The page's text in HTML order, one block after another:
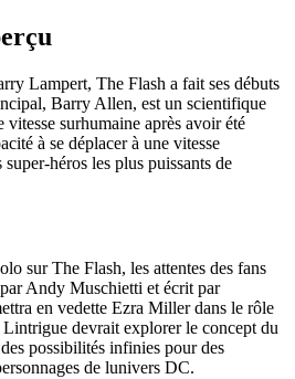
Lampert, The Flash a fait ses débuts
Barry Allen, est un scientifique
surhumaine après avoir été
à se déplacer à une vitesse
héros les plus puissants de
sur The Flash, les attentes des fans
Andy Muschietti et écrit par
en vedette Ezra Miller dans le rôle
devrait explorer le concept du
possibilités infinies pour des
de lunivers DC.